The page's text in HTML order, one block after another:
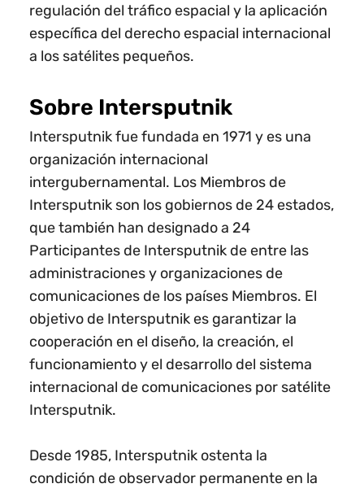
regulación del tráfico espacial y la aplicación
específica del derecho espacial internacional
a los satélites pequeños.
Sobre Intersputnik
Intersputnik fue fundada en 1971 y es una
organización internacional
intergubernamental. Los Miembros de
Intersputnik son los gobiernos de 24 estados,
que también han designado a 24
Participantes de Intersputnik de entre las
administraciones y organizaciones de
comunicaciones de los países Miembros. El
objetivo de Intersputnik es garantizar la
cooperación en el diseño, la creación, el
funcionamiento y el desarrollo del sistema
internacional de comunicaciones por satélite
Intersputnik.
Desde 1985, Intersputnik ostenta la
condición de observador permanente en la